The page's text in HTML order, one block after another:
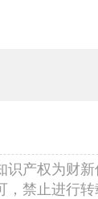
识产权为财
，禁止进行